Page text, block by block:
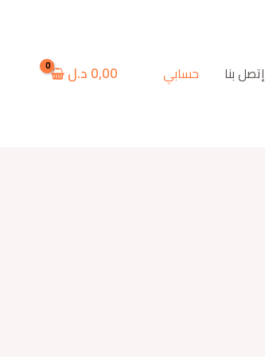
إتصل بنا حسابي 0,00د.ل